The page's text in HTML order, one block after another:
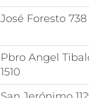
José Foresto 738
Pbro Angel
1510